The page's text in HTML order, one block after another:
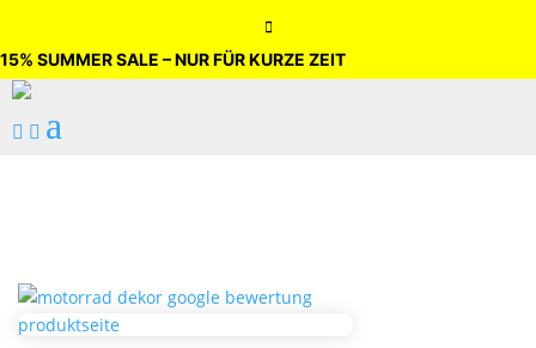

15% SUMMER SALE – NUR FÜR KURZE ZEIT
  a